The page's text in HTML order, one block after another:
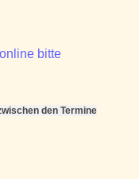
bitte
den Termine